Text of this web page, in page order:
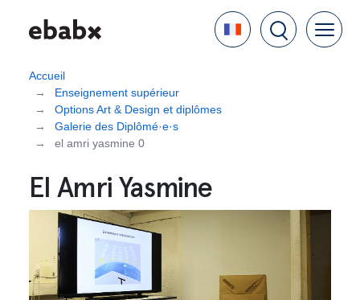
contenu
Language
Accueil
Enseignement supérieur
Options Art & Design et diplômes
Galerie des Diplômé·e·s
el amri yasmine 0
El Amri Yasmine